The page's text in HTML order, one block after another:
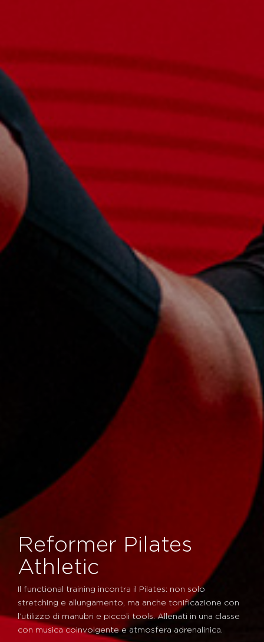
Reformer Pilates
Athletic
Il functional training incontra il Pilates: non solo
stretching e allungamento, ma anche tonificazione con
l’utilizzo di manubri e piccoli tools. Allenati in una classe
con musica coinvolgente e atmosfera adrenalinica.